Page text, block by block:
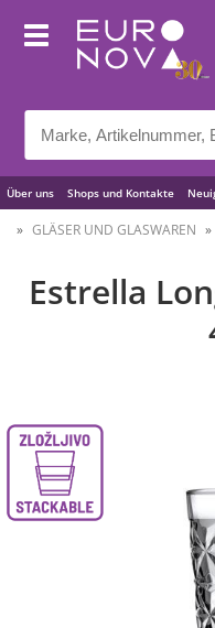
Über uns Shops und Kontakte
Nützliche Tipps
GLÄSER UND GLASWAREN
Estrella